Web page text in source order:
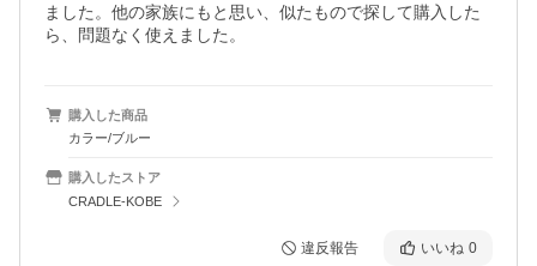
ました。他の家族にもと思い、似たもので探して購入した
ら、問題なく使えました。
購入した商品
カラー/ブルー
購入したストア
CRADLE-KOBE
違反報告 いいね 0